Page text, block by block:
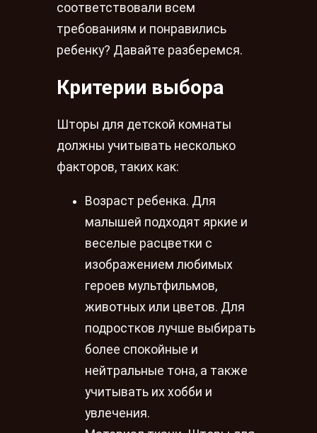
соответствовали всем
требованиям и понравились
ребенку? Давайте разберемся.
Критерии выбора
Шторы для детской комнаты
должны учитывать несколько
факторов, таких как:
Возраст ребенка. Для
малышей подходят яркие и
веселые расцветки с
изображением любимых
героев мультфильмов,
животных или цветов. Для
подростков лучше выбирать
более спокойные и
нейтральные тона, а также
учитывать их хобби и
увлечения.